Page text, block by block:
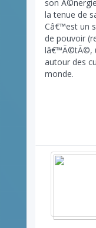
son
la tenue de
Câ€™est un
de pouvoir
lâ€™Ã©tÃ©,
autour des
monde.